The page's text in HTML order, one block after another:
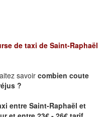
de taxi de Saint-Raphaël
savoir combien coute
?
entre Saint-Raphaël et